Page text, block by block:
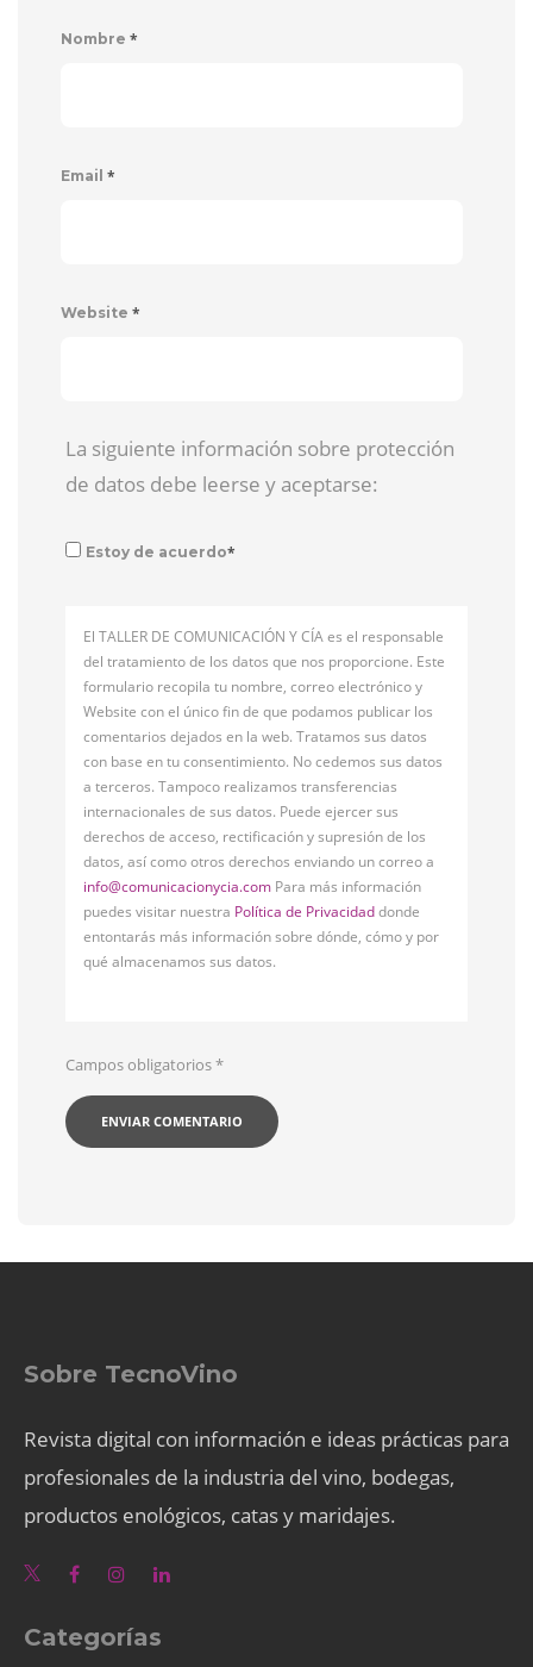
Nombre *
Email *
Website *
La siguiente información sobre protección
de datos debe leerse y aceptarse:
Estoy de acuerdo*
El TALLER DE COMUNICACIÓN Y CÍA es el responsable
del tratamiento de los datos que nos proporcione. Este
formulario recopila tu nombre, correo electrónico y
Website con el único fin de que podamos publicar los
comentarios dejados en la web. Tratamos sus datos
con base en tu consentimiento. No cedemos sus datos
a terceros. Tampoco realizamos transferencias
internacionales de sus datos. Puede ejercer sus
derechos de acceso, rectificación y supresión de los
datos, así como otros derechos enviando un correo a
info@comunicacionycia.com Para más información
puedes visitar nuestra Política de Privacidaddonde
entontarás más información sobre dónde, cómo y por
qué almacenamos sus datos.
Campos obligatorios*
Sobre TecnoVino
Revista digital con información e ideas prácticas para
profesionales de la industria del vino, bodegas,
productos enológicos, catas y maridajes.
Categorías